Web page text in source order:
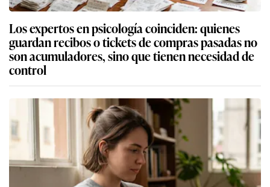
Los expertos en psicología coinciden: quienes
guardan recibos o tickets de compras pasadas no
son acumuladores, sino que tienen necesidad de
control